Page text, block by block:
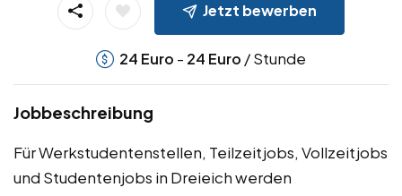
Jetzt bewerben
24 Euro - 24 Euro / Stunde
Jobbeschreibung
Für Werkstudentenstellen, Teilzeitjobs, Vollzeitjobs
und Studentenjobs in Dreieich werden